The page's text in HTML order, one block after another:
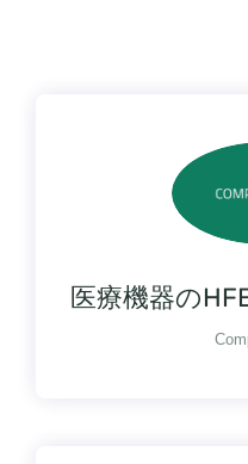
医療機器の